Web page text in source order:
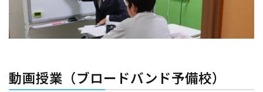
動画授業（ブロードバンド予備校）